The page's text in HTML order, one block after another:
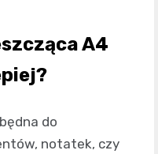
A4
do
notatek, czy